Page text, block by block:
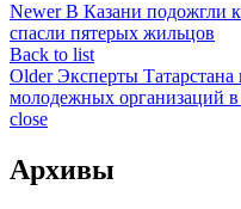
Newer В Казани подожгли
спасли пятерых жильцов
Back to list
Older Эксперты
молодежных организаций в
close
Архивы